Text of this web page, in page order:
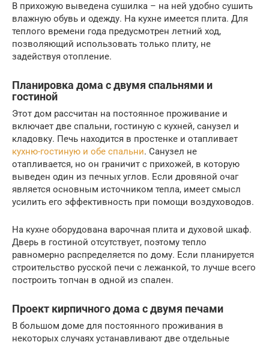
В прихожую выведена сушилка – на ней удобно сушить
влажную обувь и одежду. На кухне имеется плита. Для
теплого времени года предусмотрен летний ход,
позволяющий использовать только плиту, не
задействуя отопление.
Планировка дома с двумя спальнями и
гостиной
Этот дом рассчитан на постоянное проживание и
включает две спальни, гостиную с кухней, санузел и
кладовку. Печь находится в простенке и отапливает
кухню-гостиную и обе спальни. Санузел не
отапливается, но он граничит с прихожей, в которую
выведен один из печных углов. Если дровяной очаг
является основным источником тепла, имеет смысл
усилить его эффективность при помощи воздуховодов.
На кухне оборудована варочная плита и духовой шкаф.
Дверь в гостиной отсутствует, поэтому тепло
равномерно распределяется по дому. Если планируется
строительство русской печи с лежанкой, то лучше всего
построить топчан в одной из спален.
Проект кирпичного дома с двумя печами
В большом доме для постоянного проживания в
некоторых случаях устанавливают две отдельные